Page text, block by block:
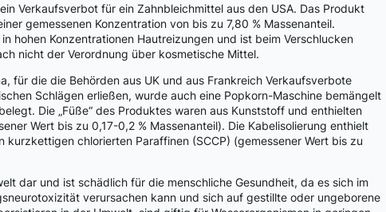
Verkaufsverbot für ein Zahnbleichmittel aus den USA. Das Produkt
gemessenen Konzentration von bis zu 7,80 % Massenanteil.
hohen Konzentrationen Hautreizungen und ist beim Verschlucken
nicht der Verordnung über kosmetische Mittel.
für die die Behörden aus UK und aus Frankreich Verkaufsverbote
Schlägen erließen, wurde auch eine Popkorn-Maschine bemängelt
Die „Füße“ des Produktes waren aus Kunststoff und enthielten
Wert bis zu 0,17-0,2 % Massenanteil). Die Kabelisolierung enthielt
kurzkettigen chlorierten Paraffinen (SCCP) (gemessener Wert bis zu
dar und ist schädlich für die menschliche Gesundheit, da es sich im
verursachen kann und sich auf gestillte oder ungeborene